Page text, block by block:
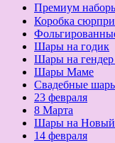
Премиум
Коробка
Шары на годик
Шары на гендер
Шары Маме
Свадебные
23 февраля
8 Марта
Шары на Новый
14 февраля